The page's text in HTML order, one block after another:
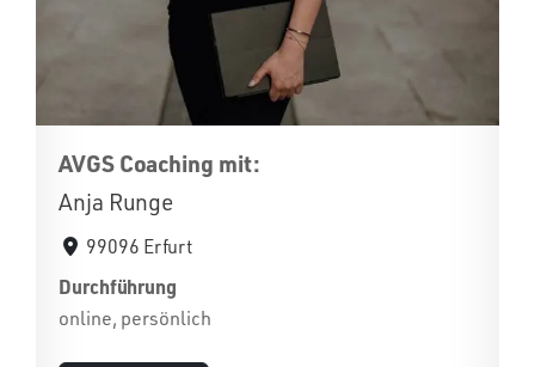
AVGS Coaching mit:
Anja Runge
99096 Erfurt
Durchführung
online, persönlich